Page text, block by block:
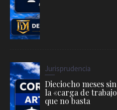
Jurisprudencia
Dieciocho meses
la «carga de
que no basta